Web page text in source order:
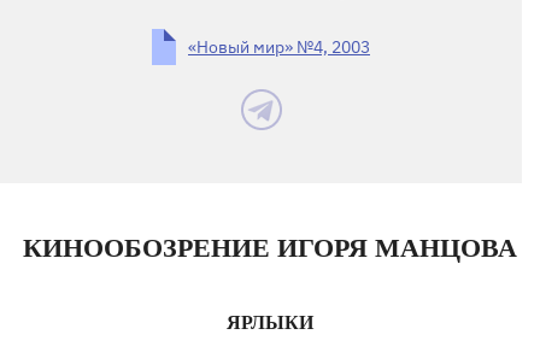
«Новый мир» №4, 2003
КИНООБОЗРЕНИЕ ИГОРЯ МАНЦОВА
ЯРЛЫКИ